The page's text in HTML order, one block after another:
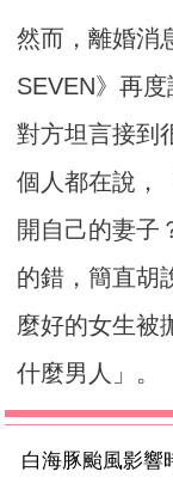
然而，離婚消
SEVEN》再
對方坦言接到
個人都在說，
開自己的妻子
的錯，簡直胡
麼好的女生被
什麼男人」。
白海豚颱風影